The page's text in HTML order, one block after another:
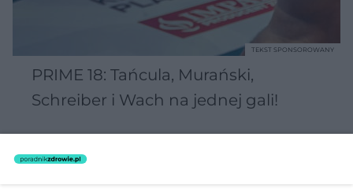
PRIME 18: Tańcula, Murański,
Schreiber i Wach na jednej gali!
TEKST SPONSOROWANY